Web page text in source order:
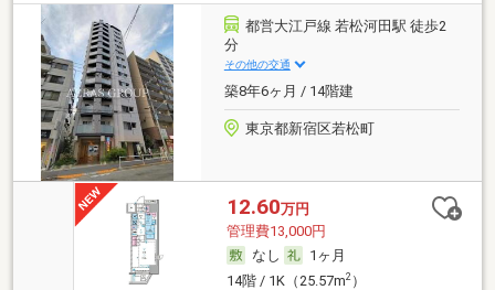
都営大江戸線 若松河田駅 徒歩2
分
その他の交通
築8年6ヶ月 / 14階建
東京都新宿区若松町
12.60万円
管理費13,000円
なし
1ヶ月
14階 / 1K（25.57m2）